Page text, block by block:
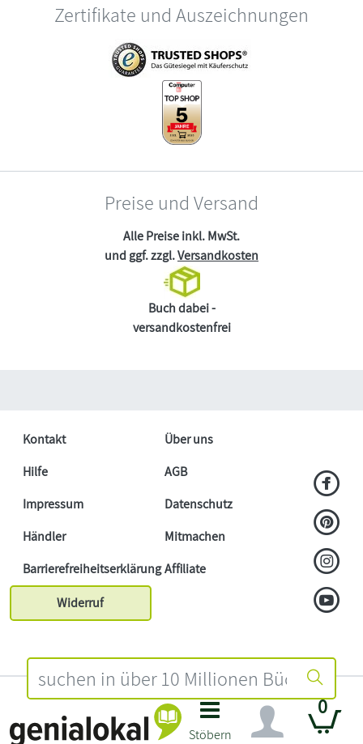
Stöbern
0
Zertifikate und Auszeichnungen
Preise und Versand
Alle Preise inkl. MwSt.
und ggf. zzgl.Versandkosten
Buch dabei -
versandkostenfrei
Kontakt
Über uns
Hilfe
AGB
Impressum
Datenschutz
Händler
Mitmachen
BarrierefreiheitserklärungAffiliate
Widerruf